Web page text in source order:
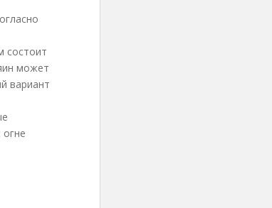
состоит
может
вариант